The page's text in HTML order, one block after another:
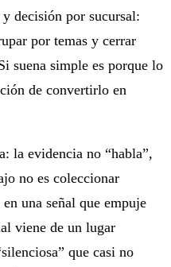
decisión por sucursal:
por temas y cerrar
suena simple es porque lo
de convertirlo en
la evidencia no “habla”,
no es coleccionar
una señal que empuje
viene de un lugar
que casi no